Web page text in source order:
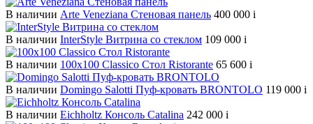
В наличии Arte Veneziana Cтеновая панель 400 000 i
В наличии InterStyle Витрина со стеклом 109 000 i
В наличии 100х100 Classico Стол Ristorante 65 600 i
В наличии Domingo Salotti Пуф-кровать BRONTOLO 119 000 i
В наличии Eichholtz Консоль Catalina 242 000 i